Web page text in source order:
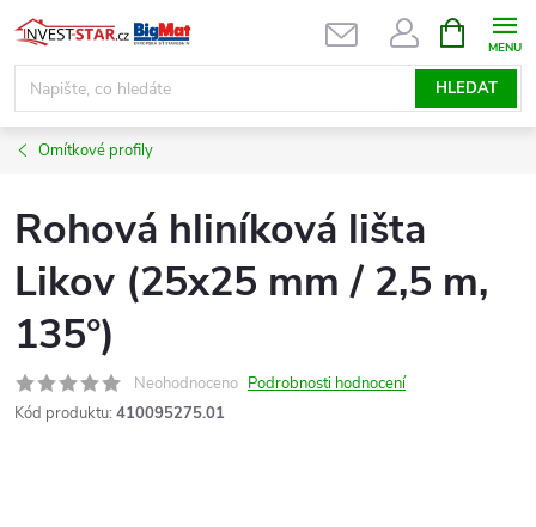
Přejít
na
obsah
HLEDAT
NÁKUPNÍ
KOŠÍK
Omítkové profily
Rohová hliníková lišta
Likov (25x25 mm / 2,5 m,
135°)
Neohodnoceno Podrobnosti hodnocení
Kód produktu: 410095275.01